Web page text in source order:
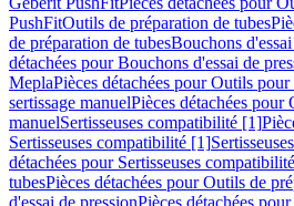
PushFitOutils de préparation de tubes
de préparation de tubesBouchons
détachées pour Bouchons d'essai de
MeplaPièces détachées pour Outils
sertissage manuelPièces détachées pour
manuelSertisseuses compatibilité [1]
Sertisseuses compatibilité [1]
détachées pour Sertisseuses
tubesPièces détachées pour Outils de
d'essai de pressionPièces détachées